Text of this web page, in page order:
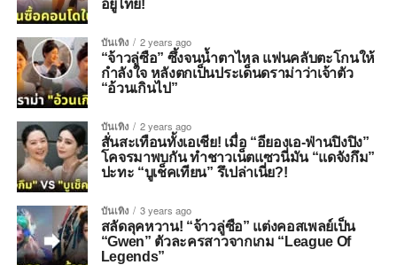
อยู่ไทย!
บันเทิง 2 years ago
“จ้าวลู่ซือ” ซึ้งจนน้ำตาไหล แฟนคลับตะโกนให้
กำลังใจ หลังตกเป็นประเด็นดราม่าว่าเจ้าตัว
“อ้วนเกินไป”
บันเทิง 2 years ago
สั่นสะเทือนทั้งเอเชีย! เมื่อ “อียองเอ-ฟ่านปิงปิง”
โคจรมาพบกัน ทำชาวเน็ตแซวนี่มัน “แดจังกึม”
ปะทะ “บูเช็คเทียน” รึเปล่าเนี่ย?!
บันเทิง 3 years ago
สลัดลุคหวาน! “จ้าวลู่ซือ” แต่งคอสเพลย์เป็น
“Gwen” ตัวละครสาวจากเกม “League Of
Legends”